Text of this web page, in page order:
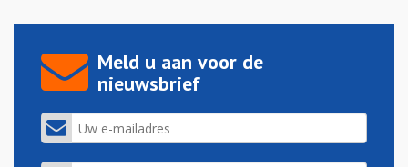
Meld u aan voor de
nieuwsbrief